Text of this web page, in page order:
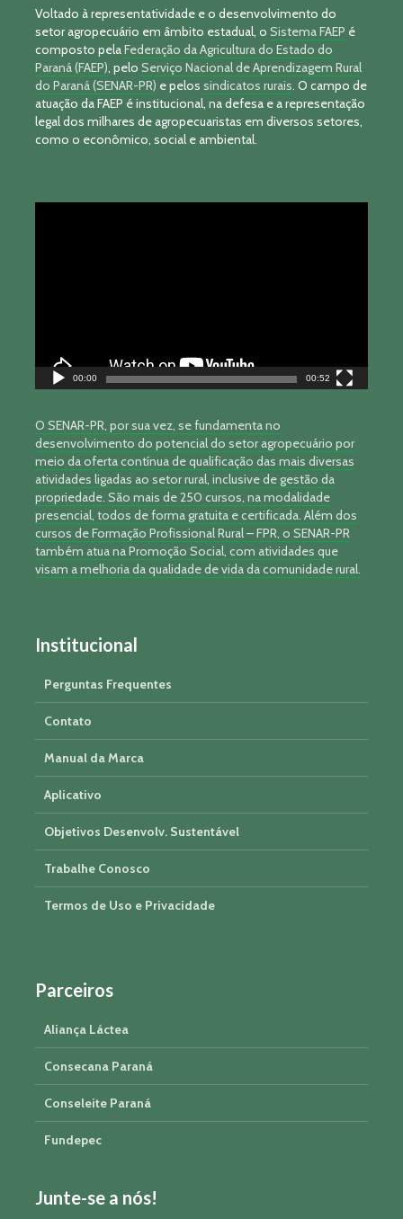
Voltado à representatividade e o desenvolvimento do
setor agropecuário em âmbito estadual, o Sistema FAEP é
composto pelaFederação da Agricultura do Estado do
Paraná (FAEP), pelo Serviço Nacional de Aprendizagem Rural
do Paraná (SENAR-PR) e pelos sindicatos rurais. O campo de
atuação da FAEP é institucional, na defesa e a representação
legal dos milhares de agropecuaristas em diversos setores,
como o econômico, social e ambiental.
00:00 00:52
O SENAR-PR, por sua vez, se fundamenta no
desenvolvimento do potencial do setor agropecuário por
meio da oferta contínua de qualificação das mais diversas
atividades ligadas ao setor rural, inclusive de gestão da
propriedade. São mais de 250 cursos, na modalidade
presencial, todos de forma gratuita e certificada. Além dos
cursos de Formação Profissional Rural – FPR, o SENAR-PR
também atua na Promoção Social, com atividades que
visam a melhoria da qualidade de vida da comunidade rural.
Institucional
Perguntas Frequentes
Contato
Manual da Marca
Aplicativo
Objetivos Desenvolv. Sustentável
Trabalhe Conosco
Termos de Uso e Privacidade
Parceiros
Aliança Láctea
Consecana Paraná
Conseleite Paraná
Fundepec
Junte-se a nós!